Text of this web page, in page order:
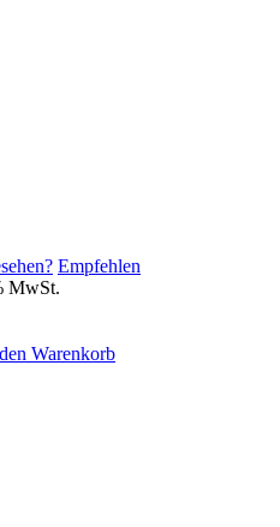
Empfehlen
MwSt.
Warenkorb